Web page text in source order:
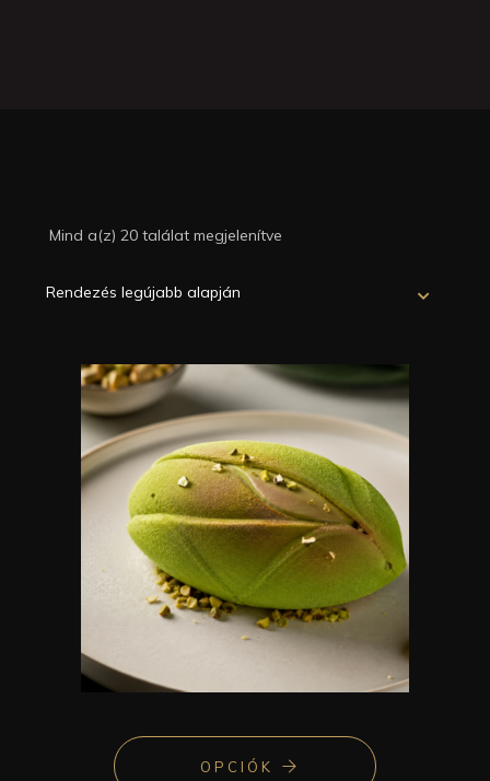
Mind a(z) 20 találat megjelenítve
OPCIÓK